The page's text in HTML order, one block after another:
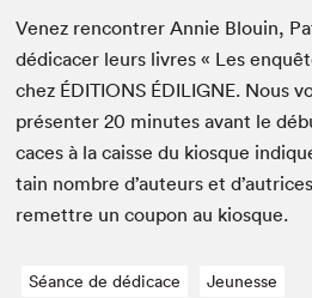
Venez ren­con­tr­er Annie Blouin,
dédi­cac­er leurs livres « Les
chez ÉDI­TIONS ÉDILIGNE. Nous
présen­ter20 min­utes avant le
caces à la caisse du kiosque
tain nom­bre d’auteurs et
remet­tre un coupon au kiosque.
Séance de dédicace Jeunesse